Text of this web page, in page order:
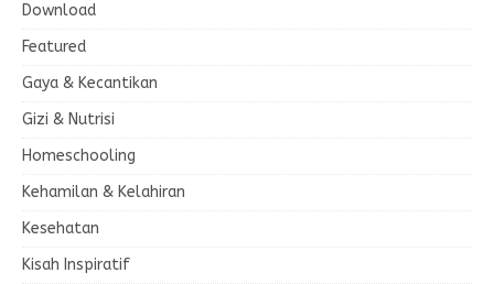
Download
Featured
Gaya & Kecantikan
Gizi & Nutrisi
Homeschooling
Kehamilan & Kelahiran
Kesehatan
Kisah Inspiratif